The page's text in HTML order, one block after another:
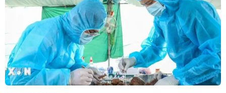
học cạnh tranh bằng chất lượng
06/08/2026 13:41
Cần Thơ xem xét đề xuất xây dựng Tổ
hợp Giáo dục-Đào tạo 636 tỷ đồng